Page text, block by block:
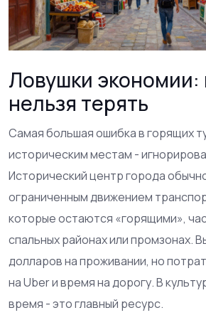
Ловушки экономии:
нельзя терять
Самая большая ошибка в горящих
историческим местам -
Исторический центр города
ограниченным движением
которые остаются «горящими»,
спальных районах или промзонах.
долларов на проживании, но
на Uber и время на дорогу. В
время - это главный ресурс.